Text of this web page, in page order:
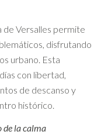
de Versalles permite
disfrutando
urbano. Esta
con libertad,
de descanso y
histórico.
de la calma